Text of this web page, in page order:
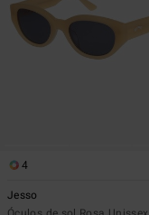
4
Jesso